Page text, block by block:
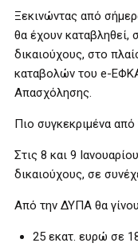
Ξεκινώντας από
θα έχουν καταβληθεί,
δικαιούχους, στο
καταβολών του e-
Απασχόλησης.
Πιο συγκεκριμένα
Στις 8 και 9
δικαιούχους, σε
Από την ΔΥΠΑ θα
25 εκατ. ευρώ σε